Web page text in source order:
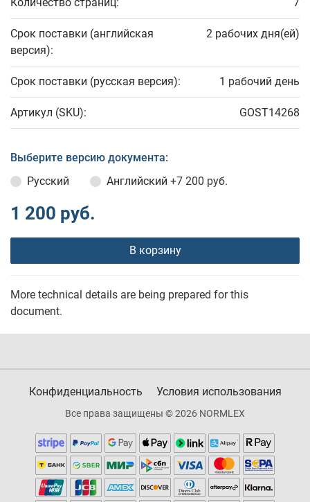
Количество страниц: 7
Срок поставки (английская
версия):
2 рабочих дня(ей)
Срок поставки (русская версия): 1 рабочий день
Артикул (SKU): GOST14268
Выберите версию документа:
Русский
Английский +7 200 руб.
1 200 руб.
В корзину
More technical details are being prepared for this
document.
Конфиденциальность Условия использования
Все права защищены © 2026 NORMLEX